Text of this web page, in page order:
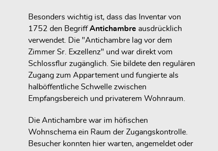
Besonders wichtig ist, dass das Inventar von
1752 den BegriffAntichambre ausdrücklich
verwendet. Die "Antichambre lag vor dem
Zimmer Sr. Exzellenz" und war direkt vom
Schlossflur zugänglich. Sie bildete den regulären
Zugang zum Appartement und fungierte als
halböffentliche Schwelle zwischen
Empfangsbereich und privaterem Wohnraum.
Die Antichambre war im höfischen
Wohnschema ein Raum der Zugangskontrolle.
Besucher konnten hier warten, angemeldet oder